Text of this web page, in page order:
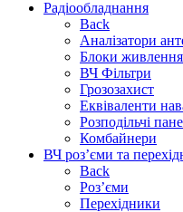
Радіообладнання
Back
Аналізатори
Блоки живлення
ВЧ Фільтри
Грозозахист
Еквіваленти
Розподільчі
Комбайнери
ВЧ роз’єми та
Back
Роз’єми
Перехідники